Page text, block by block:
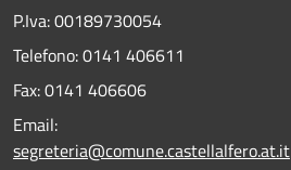
P.Iva: 00189730054
Telefono:0141 406611
Fax:0141 406606
Email:
segreteria@comune.castellalfero.at.it